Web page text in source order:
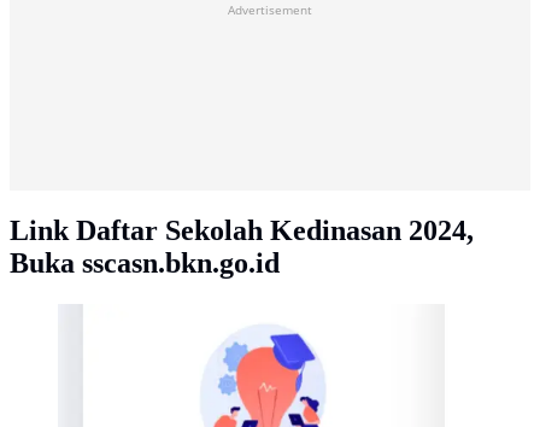
Advertisement
Link Daftar Sekolah Kedinasan 2024,
Buka sscasn.bkn.go.id